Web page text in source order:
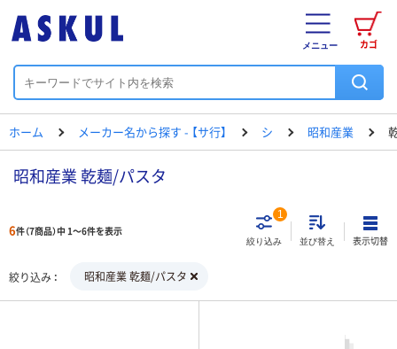
カゴ
メニュー
ホーム メーカー名から探す - 【サ行】 シ 昭和産業
昭和産業 乾麺/パスタ
6件（7商品）中 1～6件を表示
絞り込み
1
並び替え 表示切替
絞り込み 昭和産業 乾麺/パスタ